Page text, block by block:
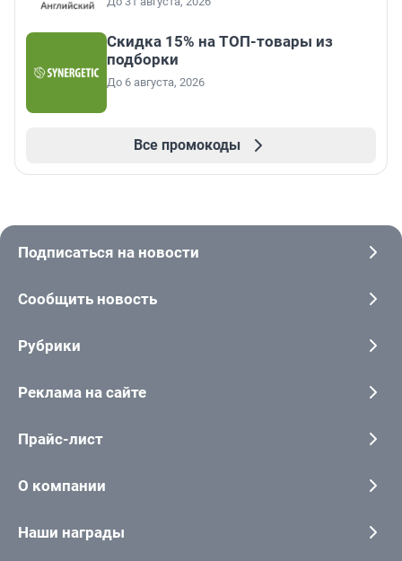
Скидка 15% на ТОП-товары из
подборки
До 6 августа, 2026
Все промокоды
Подписаться на новости
Сообщить новость
Рубрики
Реклама на сайте
Прайс-лист
О компании
Наши награды